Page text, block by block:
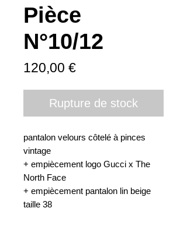
Pièce
N°10/12
120,00 €Prix
Rupture de stock
pantalon velours côtelé à pinces
vintage
+ empiècement logo Gucci x The
North Face
+ empiècement pantalon lin beige
taille 38